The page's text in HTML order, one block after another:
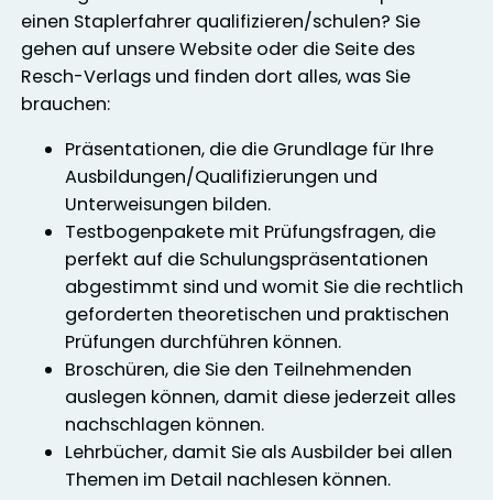
einen Staplerfahrer qualifizieren/schulen? Sie
gehen auf unsere Website oder die Seite des
Resch-Verlags und finden dort alles, was Sie
brauchen:
Präsentationen, die die Grundlage für Ihre
Ausbildungen/Qualifizierungen und
Unterweisungen bilden.
Testbogenpakete mit Prüfungsfragen, die
perfekt auf die Schulungspräsentationen
abgestimmt sind und womit Sie die rechtlich
geforderten theoretischen und praktischen
Prüfungen durchführen können.
Broschüren, die Sie den Teilnehmenden
auslegen können, damit diese jederzeit alles
nachschlagen können.
Lehrbücher, damit Sie als Ausbilder bei allen
Themen im Detail nachlesen können.